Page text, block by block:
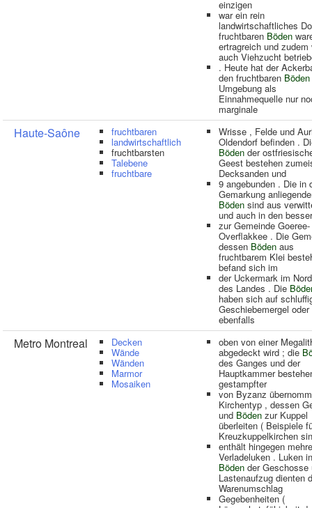
einzigen
war ein rein
landwirtschaftliches
fruchtbaren Böden
ertragreich und zudem
auch Viehzucht
. Heute hat der
den fruchtbaren Böden
Umgebung als
Einnahmequelle nur
marginale
Haute-Saône fruchtbaren
landwirtschaftlich
fruchtbarsten
Talebene
fruchtbare
Wrisse , Felde und
Oldendorf befinden .
Böden der
Geest bestehen
Decksanden und
9 angebunden . Die in
Gemarkung
Böden sind aus
und auch in den
zur Gemeinde Goeree-
Overflakkee . Die
dessen Böden aus
fruchtbarem Klei
befand sich im
der Uckermark im
des Landes . Die
haben sich auf
Geschiebemergel oder
ebenfalls
Metro Montreal Decken
Wände
Wänden
Marmor
Mosaiken
oben von einer
abgedeckt wird ; die
des Ganges und der
Hauptkammer
gestampfter
von Byzanz
Kirchentyp , dessen
und Böden zur Kuppel
überleiten ( Beispiele
Kreuzkuppelkirchen
enthält hingegen
Verladeluken . Luken
Böden der Geschosse
Lastenaufzug dienten
Warenumschlag
Gegebenheiten (